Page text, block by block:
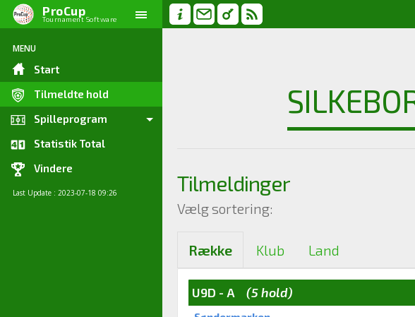
ProCup
Tournament Software
MENU
Start
Tilmeldte hold
Spilleprogram
Statistik Total
Vindere
Last Update : 2023-07-18 09:26 Tilmeldinger
Vælg sortering:
Række Klub Land
U9D - A (5 hold)